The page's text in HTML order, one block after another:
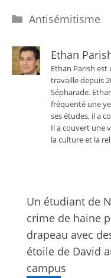
Catégories
Antisémitisme
Ethan
Ethan Parish
travaille depuis
Sépharade.
fréquenté une
ses études, il a
Il a couvert une
la culture et la
Un étudiant de
crime de haine
drapeau avec
étoile de David
campus